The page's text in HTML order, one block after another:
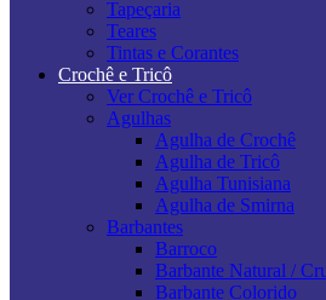
Tapeçaria
Teares
Tintas e Corantes
Crochê e Tricô
Ver Crochê e Tricô
Agulhas
Agulha de Crochê
Agulha de Tricô
Agulha Tunisiana
Agulha de Smirna
Barbantes
Barroco
Barbante Natural /
Barbante Colorido